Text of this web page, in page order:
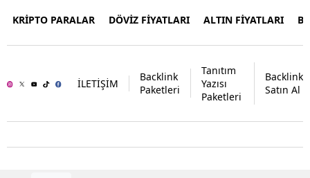
KRİPTO PARALAR DÖVİZ FİYATLARI ALTIN FİYATLARI
İLETİŞİM
Backlink
Paketleri
Tanıtım
Yazısı
Paketleri
Backlink
Satın Al